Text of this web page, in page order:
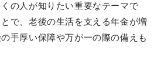
の人が知りたい重要なテーマで
で、老後の生活を支える年金が増
手厚い保障や万が一の際の備えも